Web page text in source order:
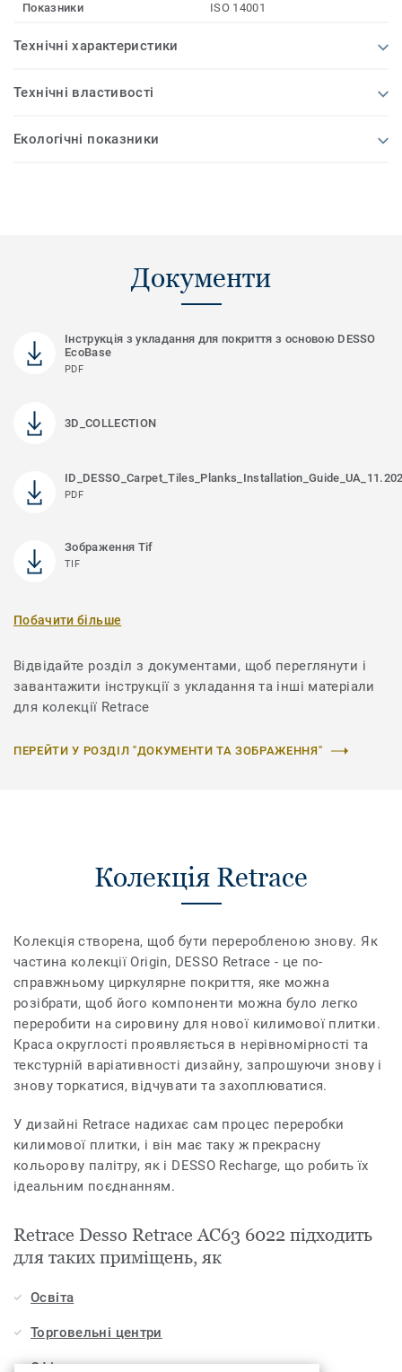
Показники ISO 14001
Технічні характеристики
Технічні властивості
Екологічні показники
Документи
Інструкція з укладання для покриття з основою DESSO
EcoBase
PDF
3D_COLLECTION
PDF
Зображення Tif
TIF
Побачити більше
Відвідайте розділ з документами, щоб переглянути і
завантажити інструкції з укладання та інші матеріали
для колекції Retrace
ПЕРЕЙТИ У РОЗДІЛ "ДОКУМЕНТИ ТА ЗОБРАЖЕННЯ"
Колекція Retrace
Колекція створена, щоб бути переробленою знову. Як
частина колекції Origin, DESSO Retrace - це по-
справжньому циркулярне покриття, яке можна
розібрати, щоб його компоненти можна було легко
переробити на сировину для нової килимової плитки.
Краса округлості проявляється в нерівномірності та
текстурній варіативності дизайну, запрошуючи знову і
знову торкатися, відчувати та захоплюватися.
У дизайні Retrace надихає сам процес переробки
килимової плитки, і він має таку ж прекрасну
кольорову палітру, як і DESSO Recharge, що робить їх
ідеальним поєднанням.
Retrace Desso Retrace AC63 6022 підходить
для таких приміщень, як
Освіта
Торговельні центри
Офіси